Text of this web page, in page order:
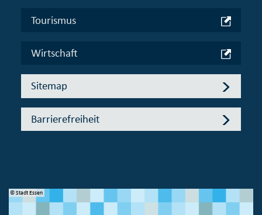
Tourismus
Wirtschaft
Sitemap
Barrierefreiheit
© Stadt Essen